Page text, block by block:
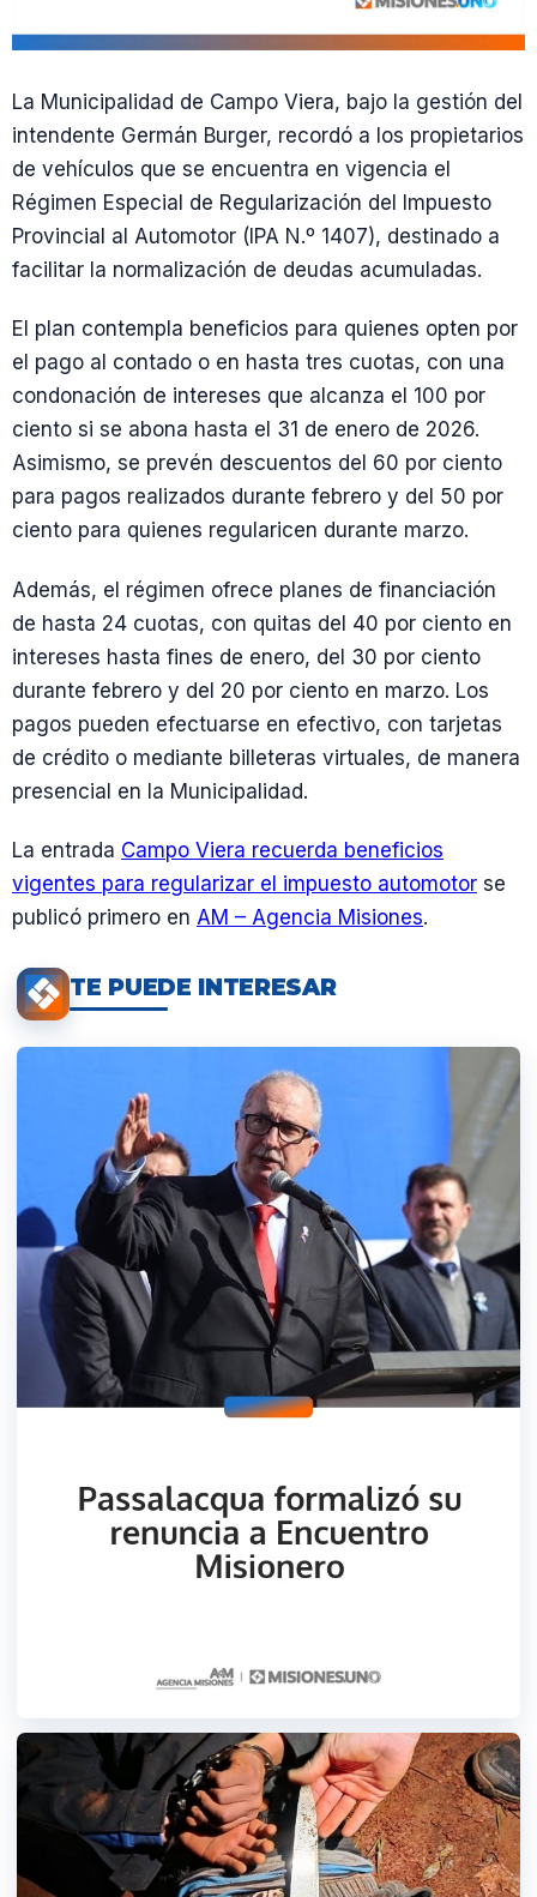
La Municipalidad de Campo Viera, bajo la gestión del
intendente Germán Burger, recordó a los propietarios
de vehículos que se encuentra en vigencia el
Régimen Especial de Regularización del Impuesto
Provincial al Automotor (IPA N.º 1407), destinado a
facilitar la normalización de deudas acumuladas.
El plan contempla beneficios para quienes opten por
el pago al contado o en hasta tres cuotas, con una
condonación de intereses que alcanza el 100 por
ciento si se abona hasta el 31 de enero de 2026.
Asimismo, se prevén descuentos del 60 por ciento
para pagos realizados durante febrero y del 50 por
ciento para quienes regularicen durante marzo.
Además, el régimen ofrece planes de financiación
de hasta 24 cuotas, con quitas del 40 por ciento en
intereses hasta fines de enero, del 30 por ciento
durante febrero y del 20 por ciento en marzo. Los
pagos pueden efectuarse en efectivo, con tarjetas
de crédito o mediante billeteras virtuales, de manera
presencial en la Municipalidad.
La entrada Campo Viera recuerda beneficios
vigentes para regularizar el impuesto automotor se
publicó primero en AM – Agencia Misiones.
TE PUEDE INTERESAR